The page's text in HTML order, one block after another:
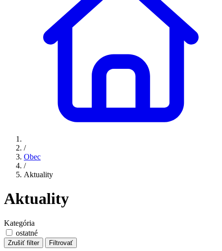
/
Obec
/
Aktuality
Aktuality
Kategória
ostatné
Zrušiť filter Filtrovať